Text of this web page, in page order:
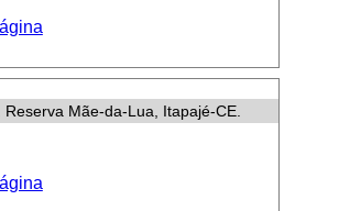
Reserva Mãe-da-Lua, Itapajé-CE.